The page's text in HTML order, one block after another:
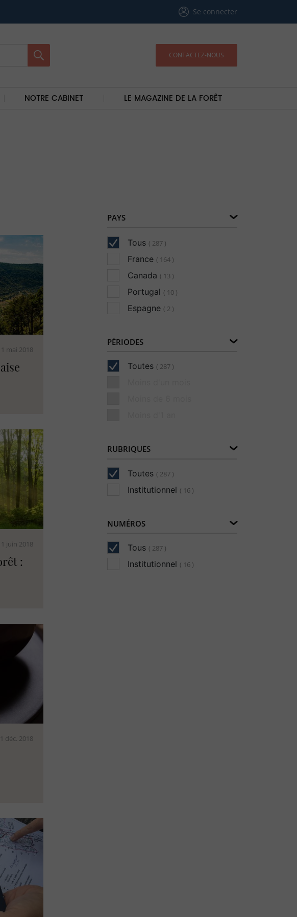
Se connecter
CONTACTEZ-NOUS
NOTRE CABINET LE MAGAZINE DE LA FORÊT
1 mai 2018
1 juin 2018
:
déc. 2018
PAYS
Tous ( 287 )
France ( 164 )
Canada ( 13 )
Portugal ( 10 )
Espagne ( 2 )
PÉRIODES
Toutes ( 287 )
RUBRIQUES
Toutes ( 287 )
Institutionnel ( 16 )
NUMÉROS
Tous ( 287 )
Institutionnel ( 16 )